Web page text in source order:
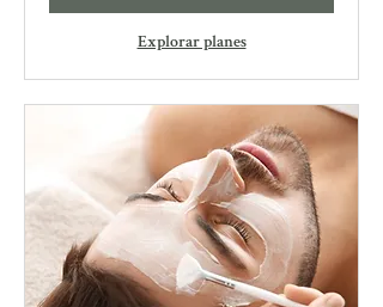
Explorar planes